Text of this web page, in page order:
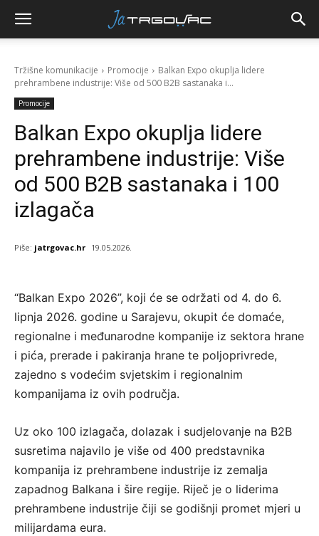
Tržišne komunikacije Promocije
Balkan Expo okuplja lidere
prehrambene industrije: Više od 500 B2B sastanaka i...
Promocije
Balkan Expo okuplja lidere
prehrambene industrije: Više
od 500 B2B sastanaka i 100
izlagača
Piše: jatrgovac.hr 19.05.2026.
“Balkan Expo 2026”, koji će se održati od 4. do 6.
lipnja 2026. godine u Sarajevu, okupit će domaće,
regionalne i međunarodne kompanije iz sektora hrane
i pića, prerade i pakiranja hrane te poljoprivrede,
zajedno s vodećim svjetskim i regionalnim
kompanijama iz ovih područja.
Uz oko 100 izlagača, dolazak i sudjelovanje na B2B
susretima najavilo je više od 400 predstavnika
kompanija iz prehrambene industrije iz zemalja
zapadnog Balkana i šire regije. Riječ je o liderima
prehrambene industrije čiji se godišnji promet mjeri u
milijardama eura.